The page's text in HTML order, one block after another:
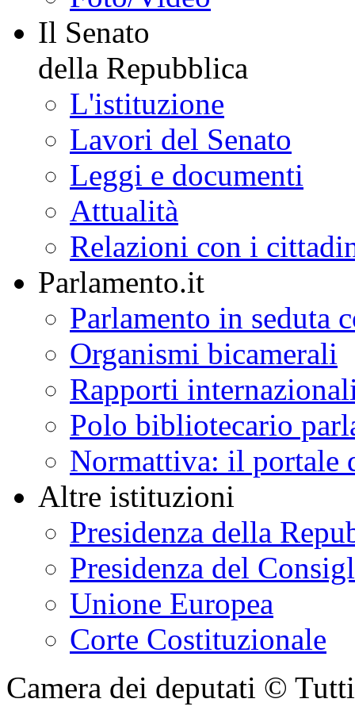
Il Senato
della Repubblica
L'istituzione
Lavori del Senato
Leggi e documenti
Attualità
Relazioni con i
Parlamento.it
Parlamento in seduta
Organismi bicamerali
Rapporti
Polo bibliotecario
Normattiva: il portale
Altre istituzioni
Presidenza della
Presidenza del
Unione Europea
Corte Costituzionale
Camera dei deputati ©